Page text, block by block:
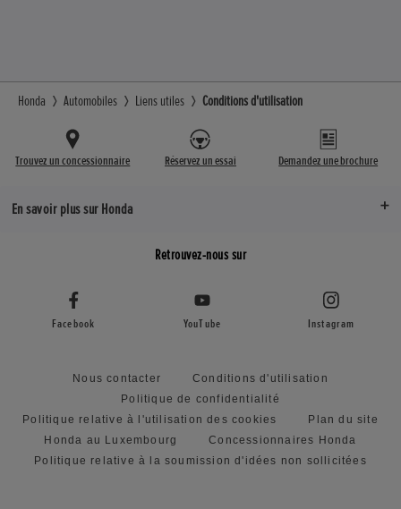
Honda Automobiles Liens utiles Conditions d'utilisation
Trouvez un concessionnaire Réservez un essai Demandez une brochure
En savoir plus sur Honda
Retrouvez-nous sur
Facebook YouTube Instagram
Nous contacter
Conditions d'utilisation
Politique de confidentialité
Politique relative à l'utilisation des cookies
Plan du site
Honda au Luxembourg
Concessionnaires Honda
Politique relative à la soumission d'idées non sollicitées